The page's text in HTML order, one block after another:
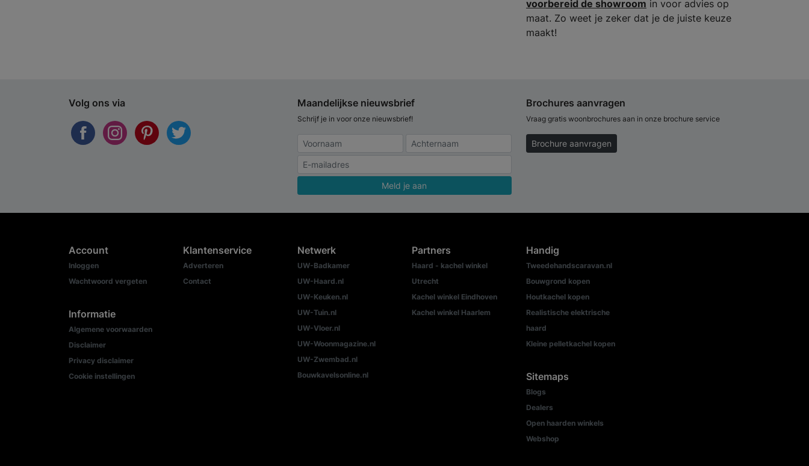
voorbereid de showroom in voor advies op
maat. Zo weet je zeker dat je de juiste keuze
maakt!
Volg ons via Maandelijkse nieuwsbrief
Schrijf je in voor onze nieuwsbrief!
Meld je aan
Brochures aanvragen
Vraag gratis woonbrochures aan in onze brochure service
Brochure aanvragen
Account
Inloggen
Wachtwoord vergeten
Informatie
Algemene voorwaarden
Disclaimer
Privacy disclaimer
Cookie instellingen
Klantenservice
Adverteren
Contact
Netwerk
UW-Badkamer
UW-Haard.nl
UW-Keuken.nl
UW-Tuin.nl
UW-Vloer.nl
UW-Woonmagazine.nl
UW-Zwembad.nl
Bouwkavelsonline.nl
Partners
Haard - kachel winkel
Utrecht
Kachel winkel Eindhoven
Kachel winkel Haarlem
Handig
Tweedehandscaravan.nl
Bouwgrond kopen
Houtkachel kopen
Realistische elektrische
haard
Kleine pelletkachel kopen
Sitemaps
Blogs
Dealers
Open haarden winkels
Webshop